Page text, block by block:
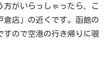
方がいらっしゃったら、こ
倉店」の近くです。函館の
すので空港の行き帰りに覗